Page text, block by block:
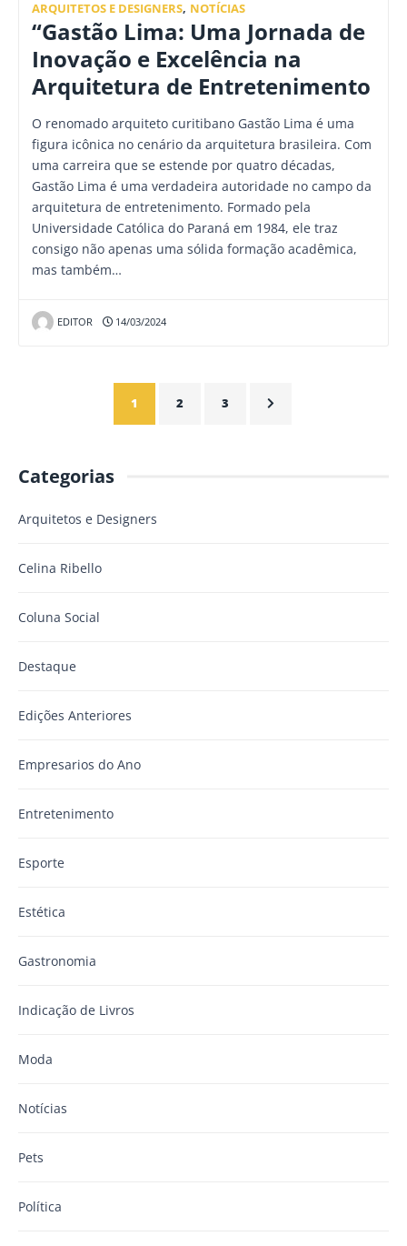
ARQUITETOS E DESIGNERS, NOTÍCIAS
“Gastão Lima: Uma Jornada de
Inovação e Excelência na
Arquitetura de Entretenimento
O renomado arquiteto curitibano Gastão Lima é uma
figura icônica no cenário da arquitetura brasileira. Com
uma carreira que se estende por quatro décadas,
Gastão Lima é uma verdadeira autoridade no campo da
arquitetura de entretenimento. Formado pela
Universidade Católica do Paraná em 1984, ele traz
consigo não apenas uma sólida formação acadêmica,
mas também…
EDITOR 14/03/2024
1 2 3
Categorias
Arquitetos e Designers
Celina Ribello
Coluna Social
Destaque
Edições Anteriores
Empresarios do Ano
Entretenimento
Esporte
Estética
Gastronomia
Indicação de Livros
Moda
Notícias
Pets
Política